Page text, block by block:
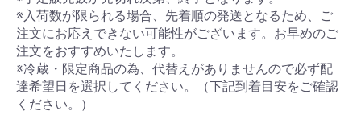
※入荷数が限られる場合、先着順の発送となるため、ご
注文にお応えできない可能性がございます。お早めのご
注文をおすすめいたします。
※冷蔵・限定商品の為、代替えがありませんので必ず配
達希望日を選択してください。（下記到着目安をご確認
ください。）